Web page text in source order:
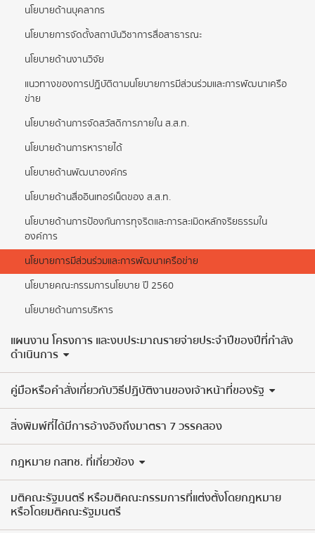
นโยบายด้านบุคลากร
นโยบายการจัดตั้งสถาบันวิชาการสื่อสาธารณะ
นโยบายด้านงานวิจัย
แนวทางของการปฏิบัติตามนโยบายการมีส่วนร่วมและการพัฒนาเครือ
ข่าย
นโยบายด้านการจัดสวัสดิการภายใน ส.ส.ท.
นโยบายด้านการหารายได้
นโยบายด้านพัฒนาองค์กร
นโยบายด้านสื่ออินเทอร์เน็ตของ ส.ส.ท.
นโยบายด้านการป้องกันการทุจริตและการละเมิดหลักจริยธรรมใน
องค์การ
นโยบายการมีส่วนร่วมและการพัฒนาเครือข่าย
นโยบายคณะกรรมการนโยบาย ปี 2560
นโยบายด้านการบริหาร
แผนงาน โครงการ และงบประมาณรายจ่ายประจำปีของปีที่กำลัง
ดำเนินการ
คู่มือหรือคำสั่งเกี่ยวกับวิธีปฏิบัติงานของเจ้าหน้าที่ของรัฐ
สิ่งพิมพ์ที่ได้มีการอ้างอิงถึงมาตรา 7 วรรคสอง
กฎหมาย กสทช. ที่เกี่ยวข้อง
มติคณะรัฐมนตรี หรือมติคณะกรรมการที่แต่งตั้งโดยกฎหมาย
หรือโดยมติคณะรัฐมนตรี